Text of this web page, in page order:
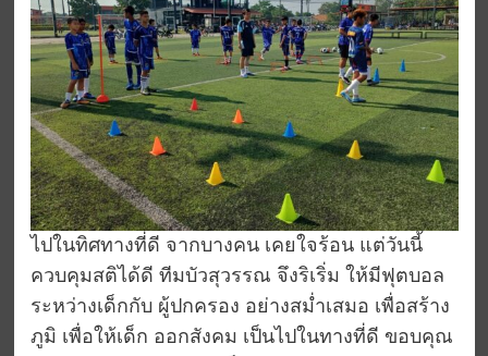
ไปในทิศทางที่ดี จากบางคน เคยใจร้อน แต่วันนี้
ควบคุมสติได้ดี ทีมบัวสุวรรณ จึงริเริ่ม ให้มีฟุตบอล
ระหว่างเด็กกับ ผู้ปกครอง อย่างสม่ำเสมอ เพื่อสร้าง
ภูมิ เพื่อให้เด็ก ออกสังคม เป็นไปในทางที่ดี ขอบคุณ